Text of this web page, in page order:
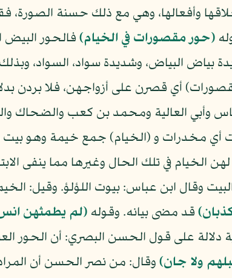
وأفعالها، وهي مع ذلك حسنة
(حور مقصورات في الخيام) فالحور البيض
بياض البياض، وشديدة سواد، السواد،
أي قصرن على أزواجهن، فلا بردن
وأبي العالية ومحمد بن كعب والضحاك
أي مخدرات و (الخيام) جمع خيمة وهو بيت من
الخيام في تلك الحال وغيرها مما ينفى
وقال ابن عباس: بيوت اللؤلؤ. وقيل:
قد مضى بيانه. وقوله (لم يطمثهن انس
دلالة على قول الحسن البصري: أن الحور
ولا جان) وقال: من نصر الحسن أن المراد